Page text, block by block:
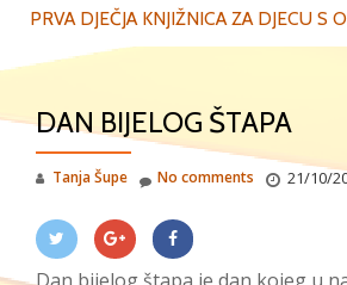
PRVA DJEČJA KNJIŽNICA ZA DJECU S
DAN BIJELOG ŠTAPA
Tanja Šupe 21/10/
No comments
Dan bijelog štapa je dan kojeg u